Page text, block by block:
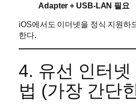
Adapter + USB-LAN 필요
iOS에서도 이더넷을 정식 지원하
한다.
4. 유선 인터
법 (가장 간단